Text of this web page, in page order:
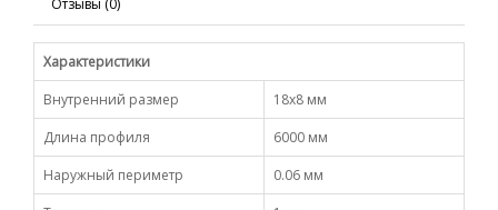
Отзывы (0)
Характеристики
Внутренний размер
18х8 мм
Длина профиля
6000 мм
Наружный периметр
0.06 мм